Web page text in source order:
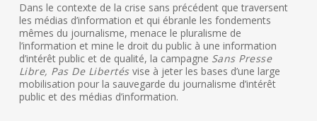
Dans le contexte de la crise sans précédent que traversent
les médias d’information et qui ébranle les fondements
mêmes du journalisme, menace le pluralisme de
l’information et mine le droit du public à une information
d’intérêt public et de qualité, la campagne Sans Presse
Libre, Pas De Libertésvise à jeter les bases d’une large
mobilisation pour la sauvegarde du journalisme d’intérêt
public et des médias d’information.